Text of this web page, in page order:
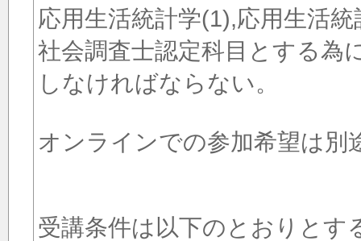
応用生活統計学(1),応用生活
社会調査士認定科目とする為
しなければならない。
オンラインでの参加希望は別
受講条件は以下のとおりとす